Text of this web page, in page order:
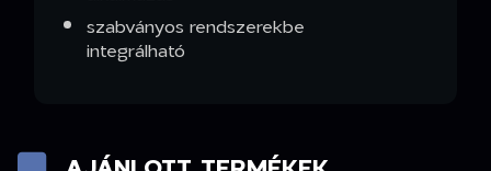
szabványos rendszerekbe
integrálható